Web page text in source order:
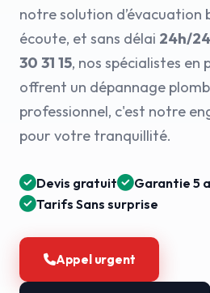
notre solution d’évacuation
écoute, et sans délai 24h/24
30 31 15, nos spécialistes en
offrent un dépannage
professionnel, c'est notre
pour votre tranquillité.
Devis gratuit
Garantie 5
Tarifs Sans surprise
Appel urgent